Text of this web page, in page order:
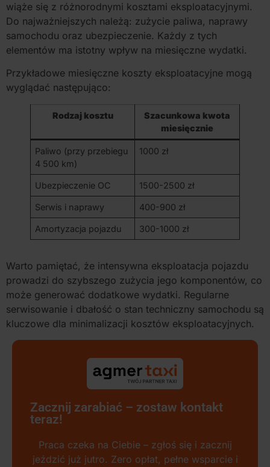
wiąże się z różnorodnymi kosztami eksploatacyjnymi.
Do najważniejszych należą: zużycie paliwa, naprawy
samochodu oraz ubezpieczenie. Każdy z tych
elementów ma istotny wpływ na miesięczne wydatki.
Przykładowe miesięczne koszty eksploatacyjne mogą
wyglądać następująco:
Rodzaj kosztu
Szacunkowa kwota
miesięcznie
Paliwo (przy przebiegu
4 500 km)
1000 zł
Ubezpieczenie OC 1500-2500 zł
Serwis i naprawy 400-900 zł
Amortyzacja pojazdu 300-1000 zł
Warto pamiętać, że intensywna eksploatacja pojazdu
prowadzi do szybszego zużycia jego komponentów, co
może generować dodatkowe wydatki. Regularne
serwisowanie i dbałość o stan techniczny samochodu są
kluczowe dla minimalizacji kosztów eksploatacyjnych.
Zacznij zarabiać – zostaw kontakt
teraz!
Praca czeka na Ciebie – zgłoś się i zacznij
jeździć już jutro. Zero opłat, pełne wsparcie i